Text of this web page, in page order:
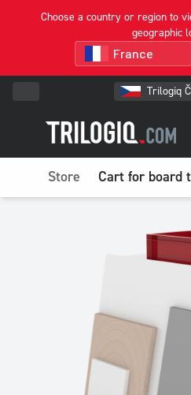
Choose a country or region to
geographic
Trilogiq
Store Cart for board